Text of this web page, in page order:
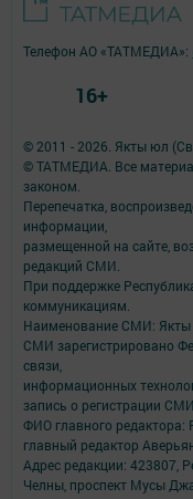
© 2011 - 2026. Якты юл
© ТАТМЕДИА. Все
законом.
Перепечатка,
информации,
размещенной на сайте,
редакций СМИ.
При поддержке
коммуникациям.
Наименование СМИ: Якты
СМИ зарегистрировано
связи,
информационных
запись о регистрации
ФИО главного
главный редактор
Адрес редакции: 423807,
Челны, проспект Мусы
Телефон АО «ТАТМЕДИА»:
16+